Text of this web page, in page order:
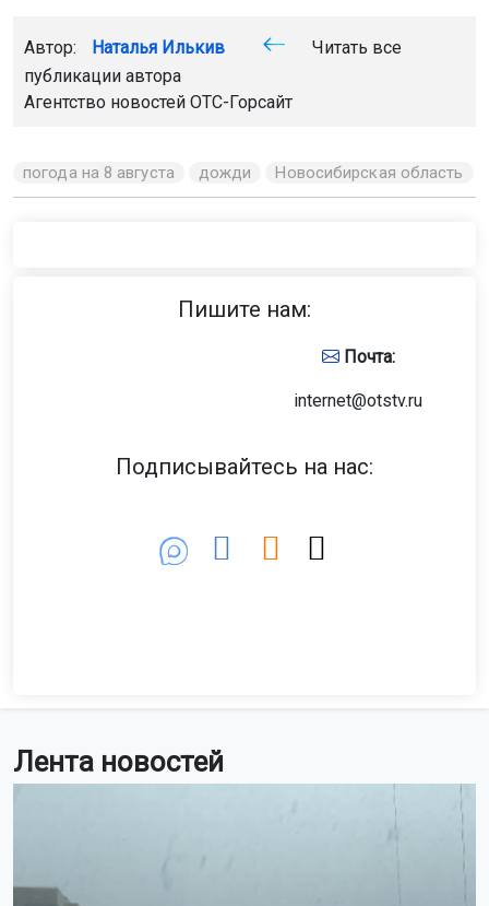
Лента новостей
Автор: Наталья Илькив
Читать все
публикации автора
Агентство новостей ОТС-Горсайт
погода на 8 августа дожди Новосибирская область
Пишите нам:
Почта:
internet@otstv.ru
Подписывайтесь на нас: